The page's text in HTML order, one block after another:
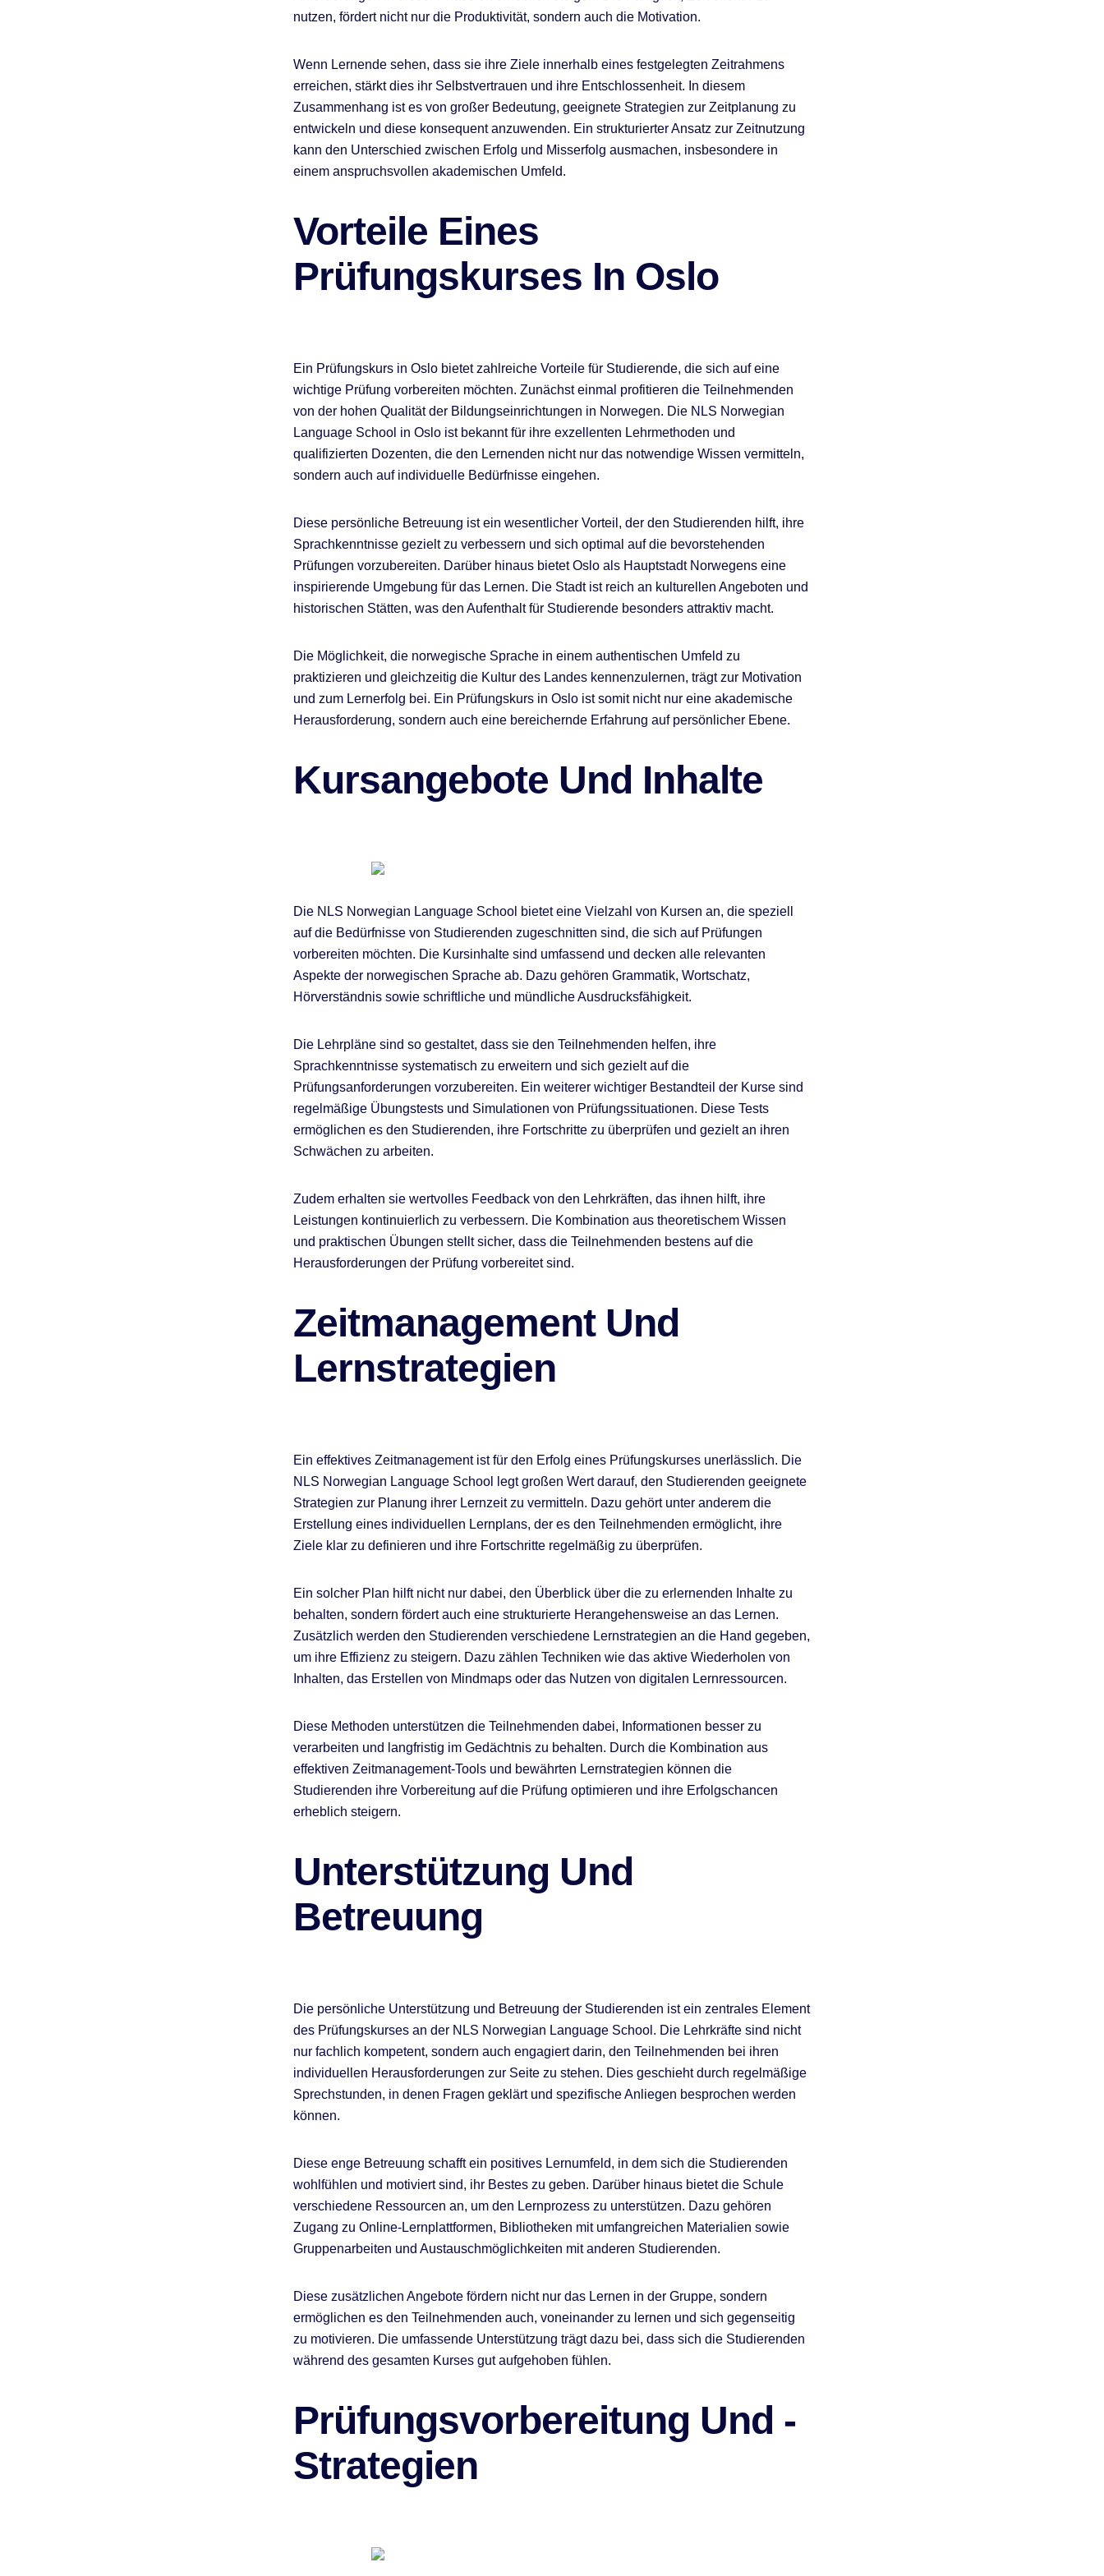
nutzen, fördert nicht nur die Produktivität, sondern auch die Motivation.
Wenn Lernende sehen, dass sie ihre Ziele innerhalb eines festgelegten Zeitrahmens
erreichen, stärkt dies ihr Selbstvertrauen und ihre Entschlossenheit. In diesem
Zusammenhang ist es von großer Bedeutung, geeignete Strategien zur Zeitplanung zu
entwickeln und diese konsequent anzuwenden. Ein strukturierter Ansatz zur Zeitnutzung
kann den Unterschied zwischen Erfolg und Misserfolg ausmachen, insbesondere in
einem anspruchsvollen akademischen Umfeld.
Vorteile Eines
Prüfungskurses In Oslo
Ein Prüfungskurs in Oslo bietet zahlreiche Vorteile für Studierende, die sich auf eine
wichtige Prüfung vorbereiten möchten. Zunächst einmal profitieren die Teilnehmenden
von der hohen Qualität der Bildungseinrichtungen in Norwegen. Die NLS Norwegian
Language School in Oslo ist bekannt für ihre exzellenten Lehrmethoden und
qualifizierten Dozenten, die den Lernenden nicht nur das notwendige Wissen vermitteln,
sondern auch auf individuelle Bedürfnisse eingehen.
Diese persönliche Betreuung ist ein wesentlicher Vorteil, der den Studierenden hilft, ihre
Sprachkenntnisse gezielt zu verbessern und sich optimal auf die bevorstehenden
Prüfungen vorzubereiten. Darüber hinaus bietet Oslo als Hauptstadt Norwegens eine
inspirierende Umgebung für das Lernen. Die Stadt ist reich an kulturellen Angeboten und
historischen Stätten, was den Aufenthalt für Studierende besonders attraktiv macht.
Die Möglichkeit, die norwegische Sprache in einem authentischen Umfeld zu
praktizieren und gleichzeitig die Kultur des Landes kennenzulernen, trägt zur Motivation
und zum Lernerfolg bei. Ein Prüfungskurs in Oslo ist somit nicht nur eine akademische
Herausforderung, sondern auch eine bereichernde Erfahrung auf persönlicher Ebene.
Kursangebote Und Inhalte
Die NLS Norwegian Language School bietet eine Vielzahl von Kursen an, die speziell
auf die Bedürfnisse von Studierenden zugeschnitten sind, die sich auf Prüfungen
vorbereiten möchten. Die Kursinhalte sind umfassend und decken alle relevanten
Aspekte der norwegischen Sprache ab. Dazu gehören Grammatik, Wortschatz,
Hörverständnis sowie schriftliche und mündliche Ausdrucksfähigkeit.
Die Lehrpläne sind so gestaltet, dass sie den Teilnehmenden helfen, ihre
Sprachkenntnisse systematisch zu erweitern und sich gezielt auf die
Prüfungsanforderungen vorzubereiten. Ein weiterer wichtiger Bestandteil der Kurse sind
regelmäßige Übungstests und Simulationen von Prüfungssituationen. Diese Tests
ermöglichen es den Studierenden, ihre Fortschritte zu überprüfen und gezielt an ihren
Schwächen zu arbeiten.
Zudem erhalten sie wertvolles Feedback von den Lehrkräften, das ihnen hilft, ihre
Leistungen kontinuierlich zu verbessern. Die Kombination aus theoretischem Wissen
und praktischen Übungen stellt sicher, dass die Teilnehmenden bestens auf die
Herausforderungen der Prüfung vorbereitet sind.
Zeitmanagement Und
Lernstrategien
Ein effektives Zeitmanagement ist für den Erfolg eines Prüfungskurses unerlässlich. Die
NLS Norwegian Language School legt großen Wert darauf, den Studierenden geeignete
Strategien zur Planung ihrer Lernzeit zu vermitteln. Dazu gehört unter anderem die
Erstellung eines individuellen Lernplans, der es den Teilnehmenden ermöglicht, ihre
Ziele klar zu definieren und ihre Fortschritte regelmäßig zu überprüfen.
Ein solcher Plan hilft nicht nur dabei, den Überblick über die zu erlernenden Inhalte zu
behalten, sondern fördert auch eine strukturierte Herangehensweise an das Lernen.
Zusätzlich werden den Studierenden verschiedene Lernstrategien an die Hand gegeben,
um ihre Effizienz zu steigern. Dazu zählen Techniken wie das aktive Wiederholen von
Inhalten, das Erstellen von Mindmaps oder das Nutzen von digitalen Lernressourcen.
Diese Methoden unterstützen die Teilnehmenden dabei, Informationen besser zu
verarbeiten und langfristig im Gedächtnis zu behalten. Durch die Kombination aus
effektiven Zeitmanagement-Tools und bewährten Lernstrategien können die
Studierenden ihre Vorbereitung auf die Prüfung optimieren und ihre Erfolgschancen
erheblich steigern.
Unterstützung Und
Betreuung
Die persönliche Unterstützung und Betreuung der Studierenden ist ein zentrales Element
des Prüfungskurses an der NLS Norwegian Language School. Die Lehrkräfte sind nicht
nur fachlich kompetent, sondern auch engagiert darin, den Teilnehmenden bei ihren
individuellen Herausforderungen zur Seite zu stehen. Dies geschieht durch regelmäßige
Sprechstunden, in denen Fragen geklärt und spezifische Anliegen besprochen werden
können.
Diese enge Betreuung schafft ein positives Lernumfeld, in dem sich die Studierenden
wohlfühlen und motiviert sind, ihr Bestes zu geben. Darüber hinaus bietet die Schule
verschiedene Ressourcen an, um den Lernprozess zu unterstützen. Dazu gehören
Zugang zu Online-Lernplattformen, Bibliotheken mit umfangreichen Materialien sowie
Gruppenarbeiten und Austauschmöglichkeiten mit anderen Studierenden.
Diese zusätzlichen Angebote fördern nicht nur das Lernen in der Gruppe, sondern
ermöglichen es den Teilnehmenden auch, voneinander zu lernen und sich gegenseitig
zu motivieren. Die umfassende Unterstützung trägt dazu bei, dass sich die Studierenden
während des gesamten Kurses gut aufgehoben fühlen.
Prüfungsvorbereitung Und -
Strategien